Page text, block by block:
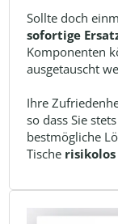
Sollte doch
sofortige
Komponenten
ausgetauscht
Ihre
so dass Sie
bestmögliche
Tische risikolos